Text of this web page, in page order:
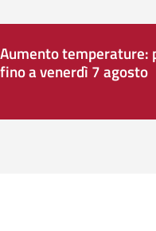
Aumento temperature:
fino a venerdì 7 agosto
pane